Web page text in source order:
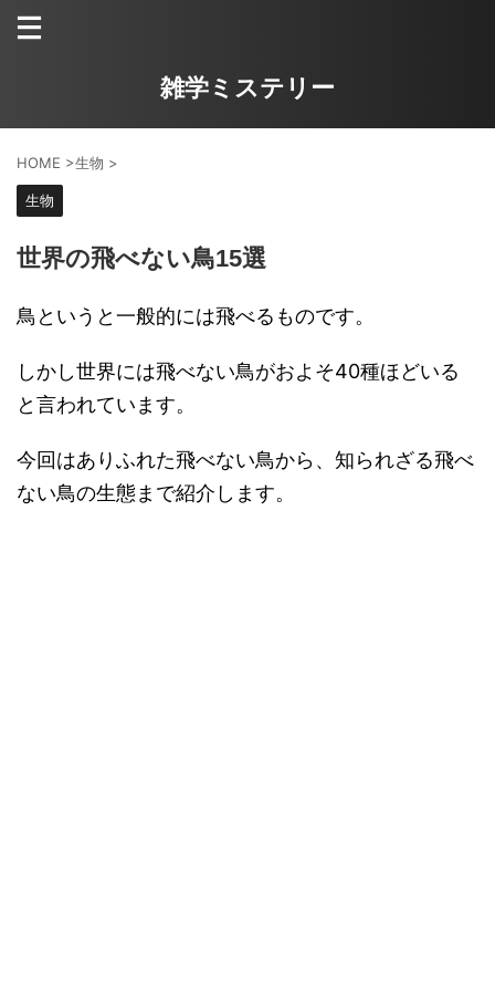
雑学ミステリー
HOME >生物 >
生物
世界の飛べない鳥15選
鳥というと一般的には飛べるものです。
しかし世界には飛べない鳥がおよそ40種ほどいる
と言われています。
今回はありふれた飛べない鳥から、知られざる飛べ
ない鳥の生態まで紹介します。